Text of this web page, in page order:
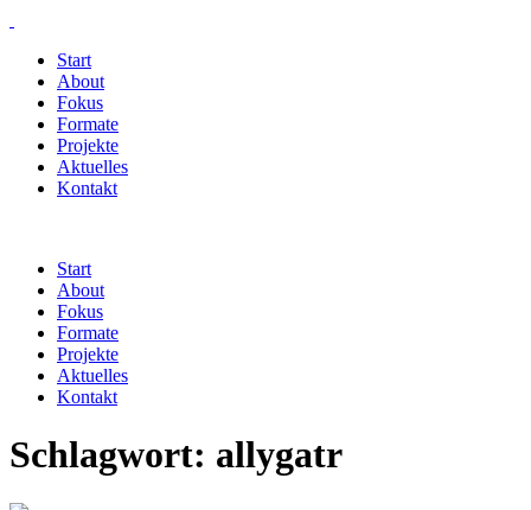
Start
About
Fokus
Formate
Projekte
Aktuelles
Kontakt
Start
About
Fokus
Formate
Projekte
Aktuelles
Kontakt
Schlagwort: allygatr